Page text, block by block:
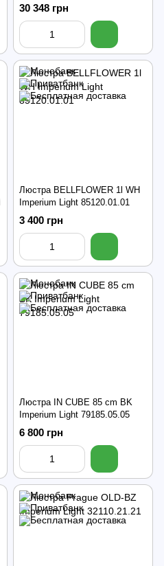
30 348 грн
Люстра BELLFLOWER 1l WH
Imperium Light 85120.01.01
3 400 грн
Люстра IN CUBE 85 cm BK
Imperium Light 79185.05.05
6 800 грн